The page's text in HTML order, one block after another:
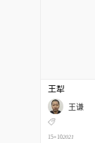
王犁
王谦
15×102021